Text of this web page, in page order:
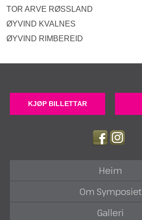
TOR ARVE RØSSLAND
ØYVIND KVALNES
ØYVIND RIMBEREID
KJØP BILLETTAR
Heim
Om Symposiet
Galleri